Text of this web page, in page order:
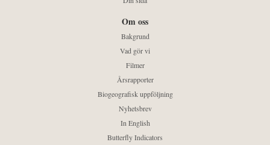
Om oss
Bakgrund
Vad gör vi
Filmer
Årsrapporter
Biogeografisk uppföljning
Nyhetsbrev
In English
Butterfly Indicators